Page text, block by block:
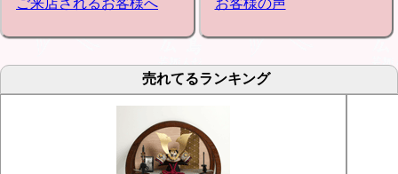
ご来店されるお客様へ お客様の声
売れてるランキング